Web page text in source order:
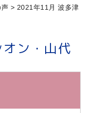
> 2021年11月 波多津
ン・山代